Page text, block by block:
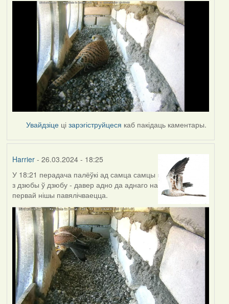
Увайдзіце цізарэгіструйцеся каб пакідаць каментары.
Harrier- 26.03.2024 - 18:25
У 18:21 перадача палёўкі ад самца самцы
з дзюбы ў дзюбу - давер адно да аднаго на
первай нішы павялічваецца.